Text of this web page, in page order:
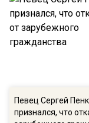
Певец Сергей
признался, что